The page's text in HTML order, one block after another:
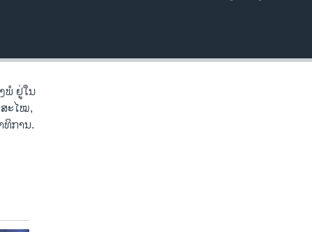
EMBED
ພໍ ຢູ່ໃນ
ະໄໝ,
ທິການ.